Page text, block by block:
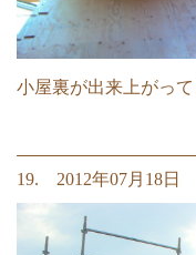
小屋裏が出来上がっ
19. 2012年07月18日